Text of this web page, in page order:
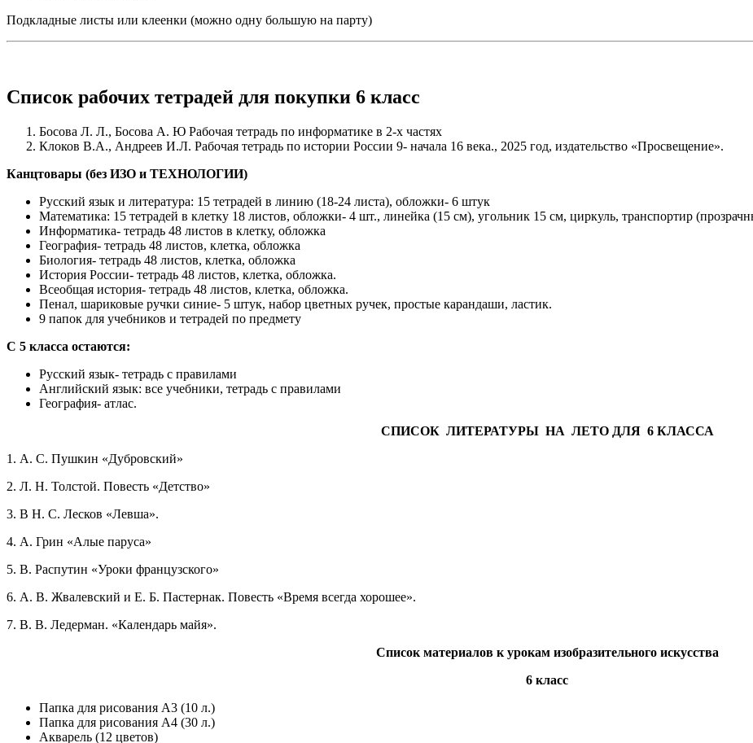
Подкладные листы или клеенки (можно одну большую на парту)
Список рабочих тетрадей для покупки 6 класс
Босова Л. Л., Босова А. Ю Рабочая тетрадь по информатике в 2-х частях
Клоков В.А., Андреев И.Л. Рабочая тетрадь по истории России 9- начала 16 века., 2025 год, издательство «Просвещение».
Канцтовары (без ИЗО и ТЕХНОЛОГИИ)
Русский язык и литература: 15 тетрадей в линию (18-24 листа), обложки- 6 штук
Математика: 15 тетрадей в клетку 18 листов, обложки- 4 шт., линейка (15 см), угольник 15 см, циркуль, транспортир
Информатика- тетрадь 48 листов в клетку, обложка
География- тетрадь 48 листов, клетка, обложка
Биология- тетрадь 48 листов, клетка, обложка
История России- тетрадь 48 листов, клетка, обложка.
Всеобщая история- тетрадь 48 листов, клетка, обложка.
Пенал, шариковые ручки синие- 5 штук, набор цветных ручек, простые карандаши, ластик.
9 папок для учебников и тетрадей по предмету
С 5 класса остаются:
Русский язык- тетрадь с правилами
Английский язык: все учебники, тетрадь с правилами
География- атлас.
СПИСОК ЛИТЕРАТУРЫ НА ЛЕТО ДЛЯ 6 КЛАССА
1. А. С. Пушкин «Дубровский»
2. Л. Н. Толстой. Повесть «Детство»
3. В Н. С. Лесков «Левша».
4. А. Грин «Алые паруса»
5. В. Распутин «Уроки французского»
6. А. В. Жвалевский и Е. Б. Пастернак. Повесть «Время всегда хорошее».
7. В. В. Ледерман. «Календарь майя».
Список материалов к урокам изобразительного искусства
6 класс
Папка для рисования А3 (10 л.)
Папка для рисования А4 (30 л.)
Акварель (12 цветов)